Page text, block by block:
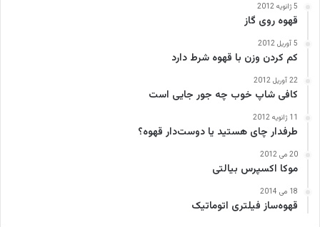
5 ژانویه 2012
قهوه روی گاز
5 آوریل 2012
کم کردن وزن با قهوه شرط دارد
22 آوریل 2012
کافی‌ شاپ خوب چه جور جایی است
11 ژانویه 2012
طرفدار چای هستید یا دوست‌دار قهوه؟
20 می 2012
موکا اکسپرس بیالتی
18 می 2014
قهوه‌ساز فیلتری اتوماتیک